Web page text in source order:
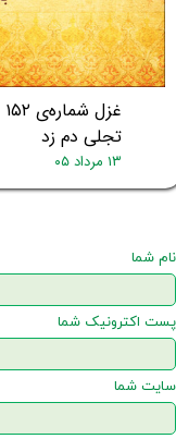
تجلی دم زد
۱۳ مرداد ۰۵
نام شما
پست اکترونیک شما
سایت شما